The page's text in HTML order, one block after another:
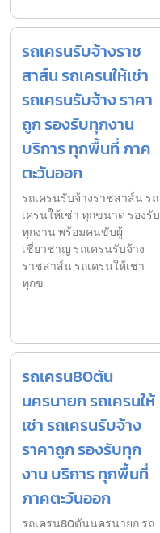
รถเครนรับจ้างราช
สาส์น รถเครนให้เช่า
รถเครนรับจ้าง ราคา
ถูก รองรับทุกงาน
บริการ ทุกพื้นที่ ภาค
ตะวันออก
รถเครนรับจ้างราชสาส์น รถ
เครนให้เช่า ทุกขนาด รองรับ
ทุกงาน พร้อมคนขับผู้
เชี่ยวชาญ รถเครนรับจ้าง
ราชสาส์น รถเครนให้เช่า
ทุกข
รถเครน80ตัน
นครนายก รถเครนให้
เช่า รถเครนรับจ้าง
ราคาถูก รองรับทุก
งาน บริการ ทุกพื้นที่
ภาคตะวันออก
รถเครน80ตันนครนายก รถ